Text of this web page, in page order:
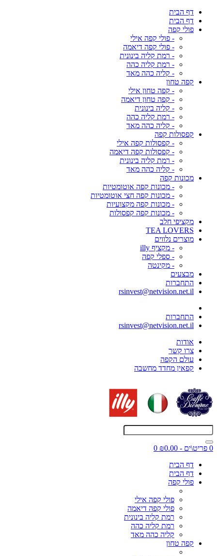
דף הבית
דף הבית
פולי קפה
- פולי קפה אילי
- פולי קפה דיאמה
- רמת קליה בינונית
- רמת קליה כהה
- קליה כהה מאד
קפה טחון
- קפה טחון אילי
- קפה טחון דיאמה
- קליה בינונית
- רמת קליה כהה
- קליה כהה מאד
קפסולות קפה
- קפסולות קפה אילי
- קפסולות קפה דיאמה
- רמת קליה בינונית
- קליה כהה מאד
מכונות קפה
- מכונות קפה אוטומטיות
- מכונות קפה חצי אוטומטיות
- מכונות קפה מקצועיות
- מכונות קפה קפסולות
מקציפי חלב
TEA LOVERS
מוצרים נלווים
- מקציף illy
- ספלי קפה
- מקינטה
מבצעים
התחברות
rsinvest@netvision.net.il
התחברות
rsinvest@netvision.net.il
אודות
צרו קשר
עולם הקפה
קפאין מחדד מחשבה
0 פריט\ים - ₪0.00
0
דף הבית
דף הבית
פולי קפה
פולי קפה אילי
פולי קפה דיאמה
רמת קליה בינונית
רמת קליה כהה
קליה כהה מאד
קפה טחון